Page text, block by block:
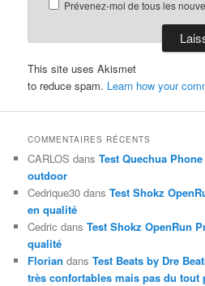
Prévenez-moi de tous les
This site uses Akismet
to reduce spam. Learn how your
COMMENTAIRES RÉCENTS
CARLOS dansTest Quechua
outdoor
Cedrique30 dansTest Shokz
en qualité
Cedric dansTest Shokz OpenRun
qualité
Florian dansTest Beats by Dre
très confortables mais pas du